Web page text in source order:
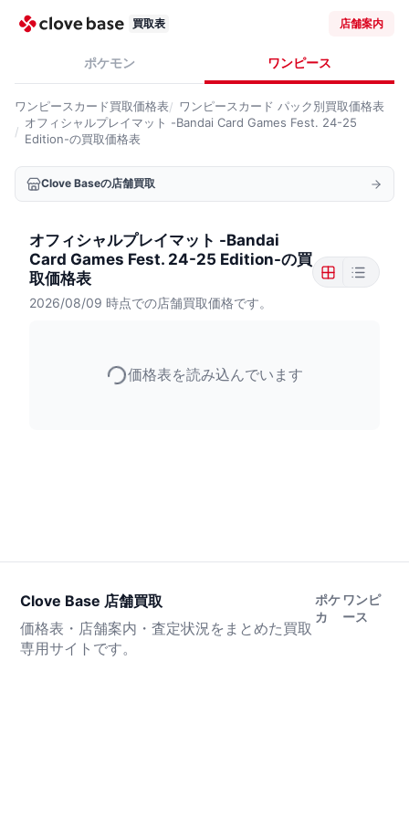
買取表 店舗案内
ポケモン ワンピース
ワンピースカード買取価格表 ワンピースカード パック別買取価格表
オフィシャルプレイマット -Bandai Card Games Fest. 24-25
Edition-の買取価格表
Clove Baseの店舗買取
オフィシャルプレイマット -Bandai
Card Games Fest. 24-25 Edition-の買
取価格表
2026/08/09 時点での店舗買取価格です。
価格表を読み込んでいます
Clove Base 店舗買取
価格表・店舗案内・査定状況をまとめた買取
専用サイトです。
ポケ
カ
ワンピ
ース